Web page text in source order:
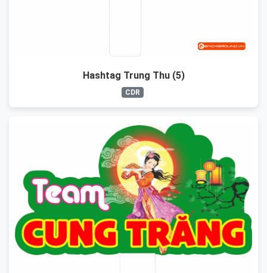
Hashtag Trung Thu (5)
CDR